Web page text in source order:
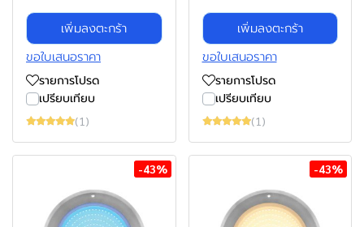
เพิ่มลงตะกร้า
ขอใบเสนอราคา
รายการโปรด
เปรียบเทียบ
(1)
เพิ่มลงตะกร้า
ขอใบเสนอราคา
รายการโปรด
เปรียบเทียบ
(1)
-43% -43%